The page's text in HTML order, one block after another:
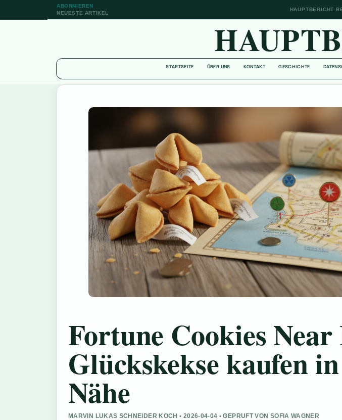
ABONNIEREN
NEUESTE ARTIKEL
HAUPTBERICHT
STARTSEITE ÜBER UNS KONTAKT GESCHICHTE
Fortune Cookies Near
Glückskekse kaufen
Nähe
MARVIN LUKAS SCHNEIDER KOCH • 2026-04-04 • GEPRUFT VON SOFIA WAGNER